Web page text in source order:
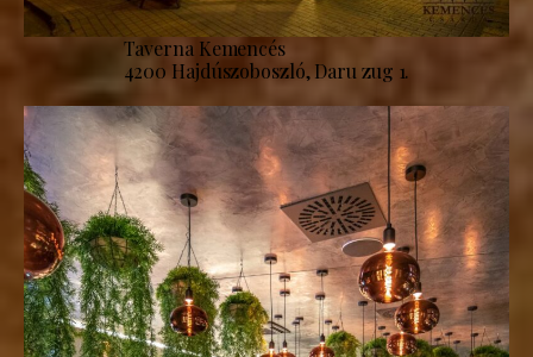
Taverna Kemencés
4200 Hajdúszoboszló, Daru zug 1.